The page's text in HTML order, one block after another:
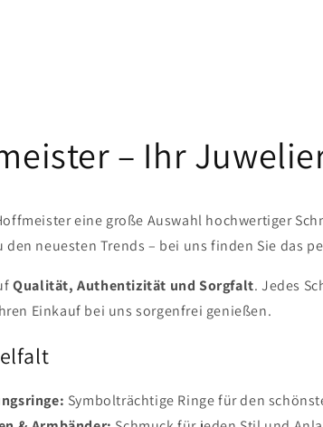
– Ihr
eine große Auswahl hochwertiger
neuesten Trends – bei uns finden Sie das
Qualität, Authentizität und Sorgfalt. Jedes
Einkauf bei uns sorgenfrei genießen.
Symbolträchtige Ringe für den